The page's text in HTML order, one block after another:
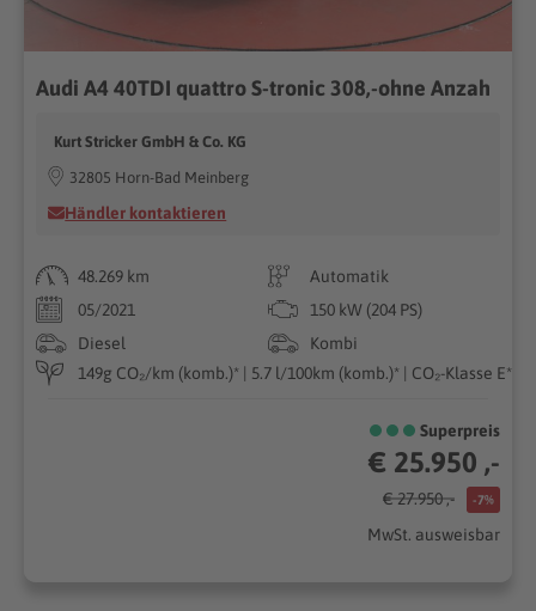
Audi A4 40TDI quattro S-tronic 308,-ohne Anzah
Kurt Stricker GmbH & Co. KG
32805 Horn-Bad Meinberg
Händler kontaktieren
48.269 km
Automatik
05/2021
150 kW (204 PS)
Diesel
Kombi
149g CO₂/km (komb.)* | 5.7 l/100km (komb.)* | CO₂-Klasse E*
Superpreis
€ 25.950 ,-
€ 27.950 ,- -7%
MwSt. ausweisbar